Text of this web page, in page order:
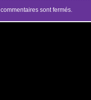
sont fermés.